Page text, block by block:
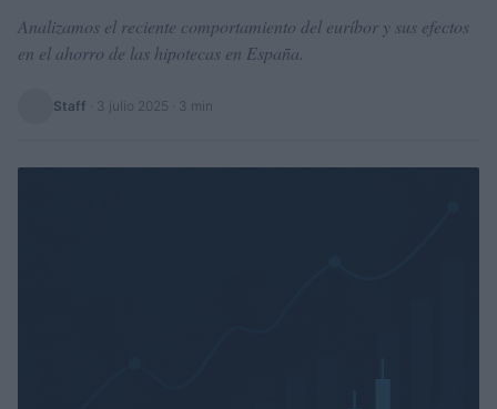
Analizamos el reciente comportamiento del euríbor y sus efectos
en el ahorro de las hipotecas en España.
Staff 3 julio 2025 · 3 min